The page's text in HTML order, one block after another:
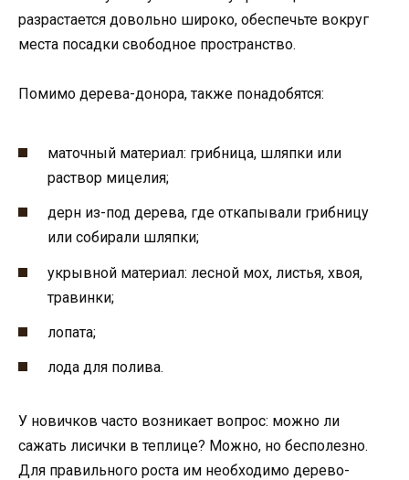
разрастается довольно широко, обеспечьте вокруг
места посадки свободное пространство.
Помимо дерева-донора, также понадобятся:
маточный материал: грибница, шляпки или
раствор мицелия;
дерн из-под дерева, где откапывали грибницу
или собирали шляпки;
укрывной материал: лесной мох, листья, хвоя,
травинки;
лопата;
лода для полива.
У новичков часто возникает вопрос: можно ли
сажать лисички в теплице? Можно, но бесполезно.
Для правильного роста им необходимо дерево-